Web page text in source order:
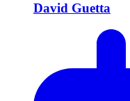
David Guetta